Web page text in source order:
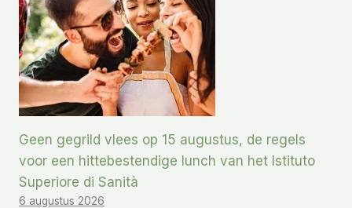
Geen gegrild vlees op 15 augustus, de regels
voor een hittebestendige lunch van het Istituto
Superiore di Sanità
6 augustus 2026